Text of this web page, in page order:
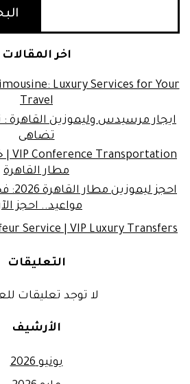
اخر المقالات
Luxury Services for Your
Travel
ايجار مرسيدس وليموزين القاهرة :
تضاهى
مطار القاهرة
احجز
مواعيد.. احجز
Service | VIP Luxury Transfers
التعليقات
لا توجد تعليقات
الأرشيف
يونيو 2026